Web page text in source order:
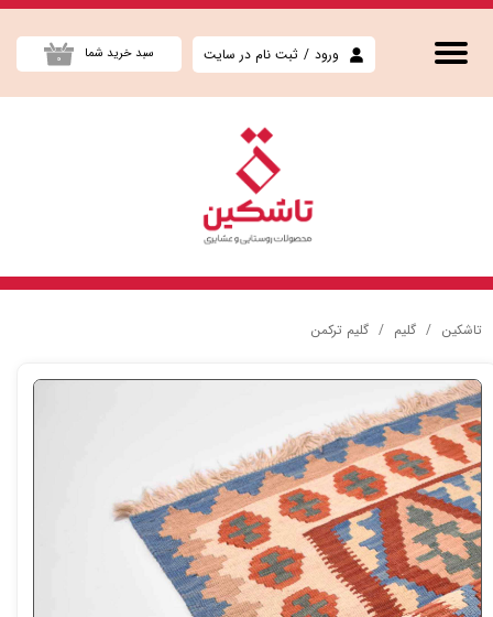
ورود / ثبت نام در سایت
حساب کاربری من
تغییر گذر واژه
خروج از حساب کاربری
۰ سبد خرید شما
تاشکین گلیم گلیم ترکمن